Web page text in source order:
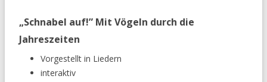
„Schnabel auf!” Mit Vögeln durch die
Jahreszeiten
Vorgestellt in Liedern
interaktiv